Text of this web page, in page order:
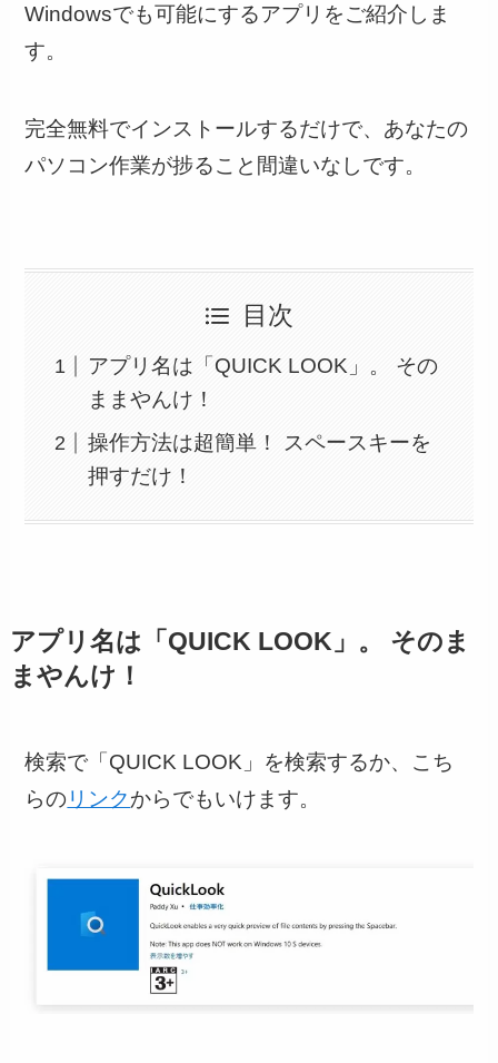
Windowsでも可能にするアプリをご紹介しま
す。
完全無料でインストールするだけで、あなたの
パソコン作業が捗ること間違いなしです。
目次
アプリ名は「QUICK LOOK」。 その
ままやんけ！
操作方法は超簡単！ スペースキーを
押すだけ！
アプリ名は「QUICK LOOK」。 そのま
まやんけ！
検索で「QUICK LOOK」を検索するか、こち
らの リンクからでもいけます。